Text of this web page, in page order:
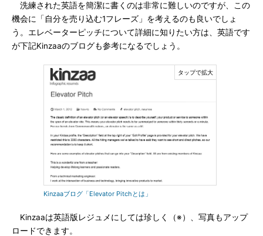
洗練された英語を簡潔に書くのは非常に難しいのですが、この
機会に「自分を売り込む1フレーズ」を考えるのも良いでしょ
う。エレベーターピッチについて詳細に知りたい方は、英語です
が下記Kinzaaのブログも参考になるでしょう。
Kinzaaブログ「Elevator Pitchとは」
Kinzaaは英語版レジュメにしては珍しく（※）、写真もアップ
ロードできます。